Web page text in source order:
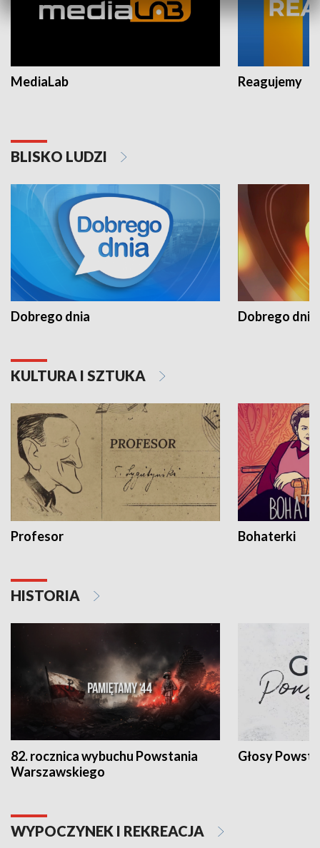
MediaLab Reagujemy
BLISKO LUDZI
Dobrego dnia Dobrego dnia
KULTURA I SZTUKA
Profesor Bohaterki
HISTORIA
82. rocznica wybuchu Powstania
Warszawskiego
Głosy
WYPOCZYNEK I REKREACJA